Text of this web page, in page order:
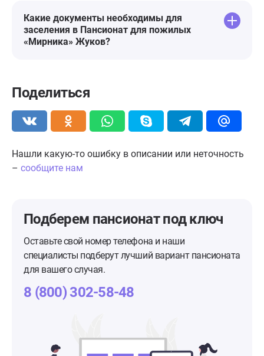
Какие документы необходимы для
заселения в Пансионат для пожилых
«Мирника» Жуков?
Поделиться
Нашли какую-то ошибку в описании или неточность
– сообщите нам
Подберем пансионатпод ключ
Оставьте свой номер телефона и наши
специалисты подберут лучший вариант пансионата
для вашего случая.
8 (800) 302-58-48